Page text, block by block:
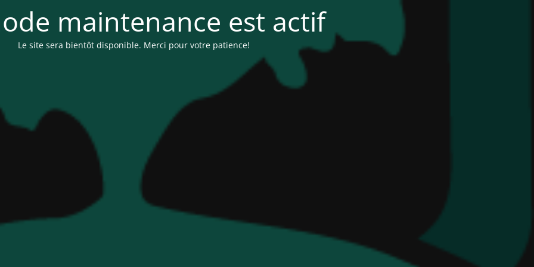
maintenance est actif
Le site sera bientôt disponible. Merci pour votre patience!